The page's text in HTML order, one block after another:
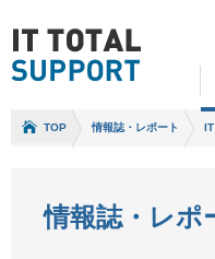
TOP 情報誌・レポート
情報誌・レポ